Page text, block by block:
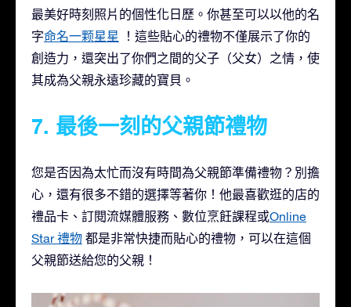
最美好時刻照片的個性化日歷。你甚至可以以他的名
字命名一颗星星
！這些貼心的禮物不僅展示了你的
創造力，還突出了你們之間的父子（父女）之情，使
其成為父親永遠珍藏的寶貝。
7. 最後一刻的父親節禮物
您是否因為太忙而沒有時間為父親節準備禮物？別擔
心，還有很多不錯的選擇等著你！他最喜歡逛的店的
禮品卡、訂閱流媒體服務、數位烹飪課程或Online
Star 禮物 都是非常快捷而貼心的禮物，可以在這個
父親節送給您的父親！